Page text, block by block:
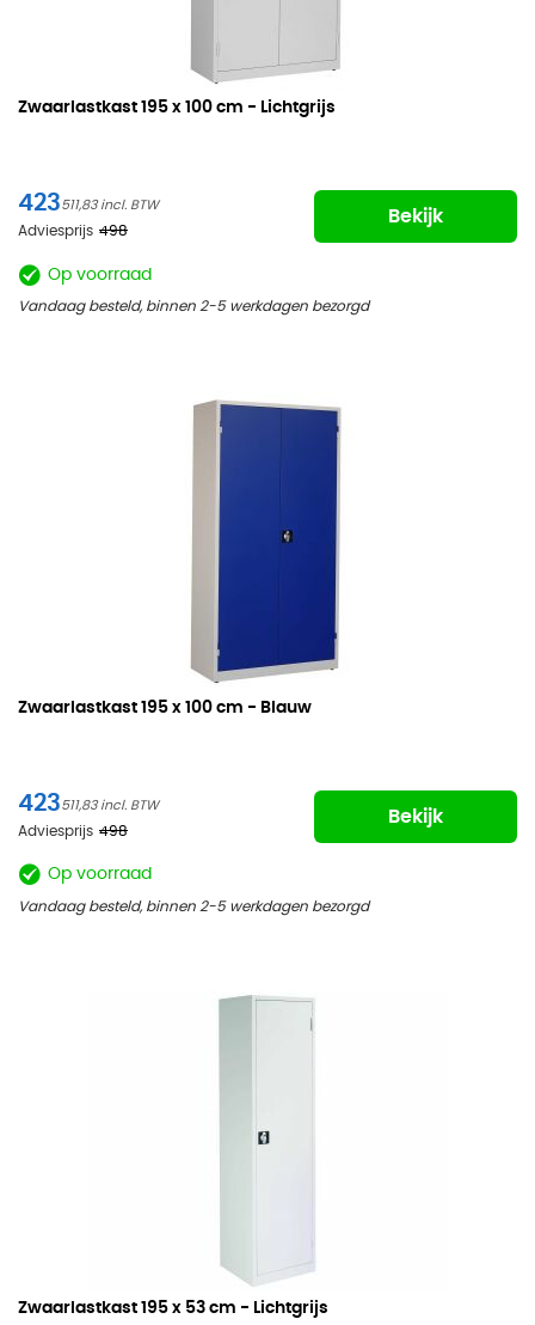
Zwaarlastkast 195 x 100 cm - Lichtgrijs
423511,83
Adviesprijs 498
Bekijk
Op voorraad
Vandaag besteld, binnen 2-5 werkdagen bezorgd
Zwaarlastkast 195 x 100 cm - Blauw
423511,83
Adviesprijs 498
Bekijk
Op voorraad
Vandaag besteld, binnen 2-5 werkdagen bezorgd
Zwaarlastkast 195 x 53 cm - Lichtgrijs